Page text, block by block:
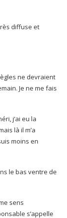
diffuse et
ne devraient
Je ne me fais
j’ai eu la
là il m’a
moins en
le bas ventre de
sens
s’appelle